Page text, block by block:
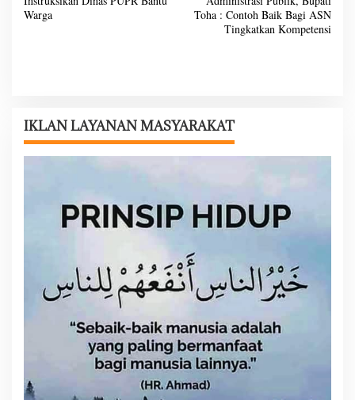
v
i
p
Warga
Toha : Contoh Baik Bagi ASN
Tingkatkan Kompetensi
IKLAN LAYANAN MASYARAKAT